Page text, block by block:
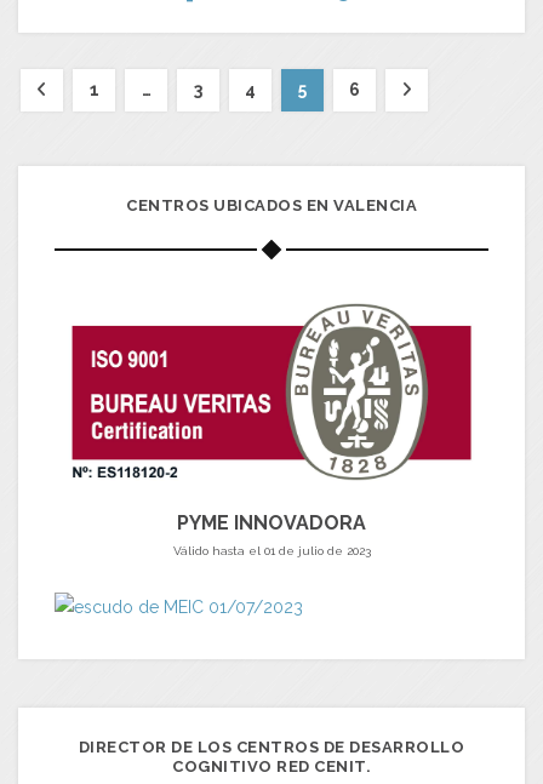
1 … 3 4 5 6
CENTROS UBICADOS EN VALENCIA
PYME INNOVADORA
Válido hasta el 01 de julio de 2023
DIRECTOR DE LOS CENTROS DE DESARROLLO
COGNITIVO RED CENIT.